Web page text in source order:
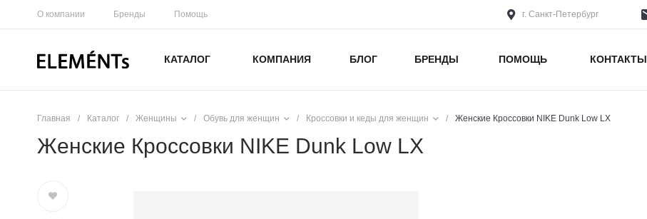
О компании Бренды Помощь г. Санкт-Петербург
КАТАЛОГ КОМПАНИЯ БЛОГ БРЕНДЫ ПОМОЩЬ КОНТАКТЫ
Главная / Каталог / Женщины / Обувь для женщин / Кроссовки и кеды для женщин / Женские Кроссовки NIKE Dunk Low LX
Женские Кроссовки NIKE Dunk Low LX